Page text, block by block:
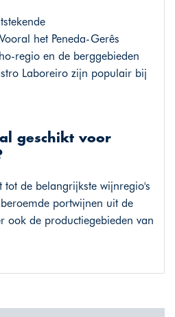
het Peneda-Gerês
regio en de berggebieden
Laboreiro zijn populair bij
geschikt voor
tot de belangrijkste wijnregio's
portwijnen uit de
ook de productiegebieden van